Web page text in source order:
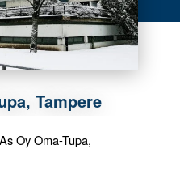
Tampere
As Oy Oma-Tupa,